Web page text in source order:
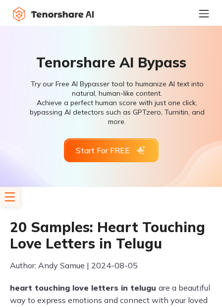
Tenorshare AI Bypass
Try our Free AI Bypasser tool to humanize AI text into
natural, human-like content.
Achieve a perfect human score with just one click,
bypassing AI detectors such as GPTzero, Turnitin, and
more.
Start For FREE
20 Samples: Heart Touching
Love Letters in Telugu
Author: Andy Samue | 2024-08-05
heart touching love letters in telugu are a beautiful
way to express emotions and connect with your loved